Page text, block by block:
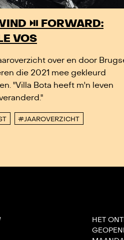
⏯️ FORWARD:
VOS
over en door
die 2021 mee gekleurd
"Villa Bota heeft m'n leven
#JAAROVERZICHT
HET